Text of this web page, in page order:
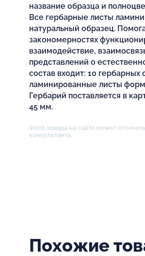
название образца и
Все гербарные листы
натуральный образец.
закономерностях
взаимодействие,
представлений о
состав входит: 10
ламинированные листы
Гербарий поставляется в
45 мм.
Фото товара на сайте может
консультанта.
Похожие